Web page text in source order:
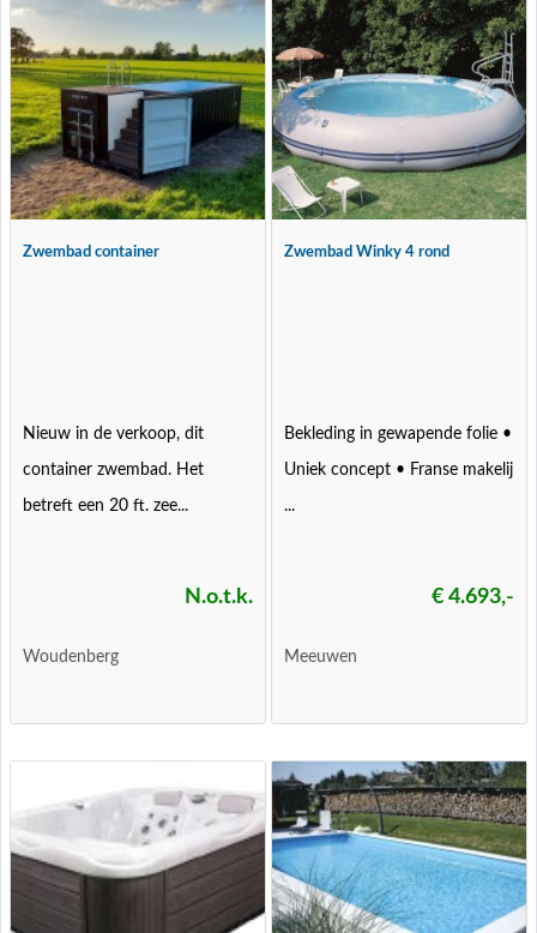
Zwembad container
Nieuw in de verkoop, dit
container zwembad. Het
betreft een 20 ft. zee...
N.o.t.k.
Woudenberg
Zwembad Winky 4 rond
Bekleding in gewapende folie •
Uniek concept • Franse makelij
...
€ 4.693,-
Meeuwen